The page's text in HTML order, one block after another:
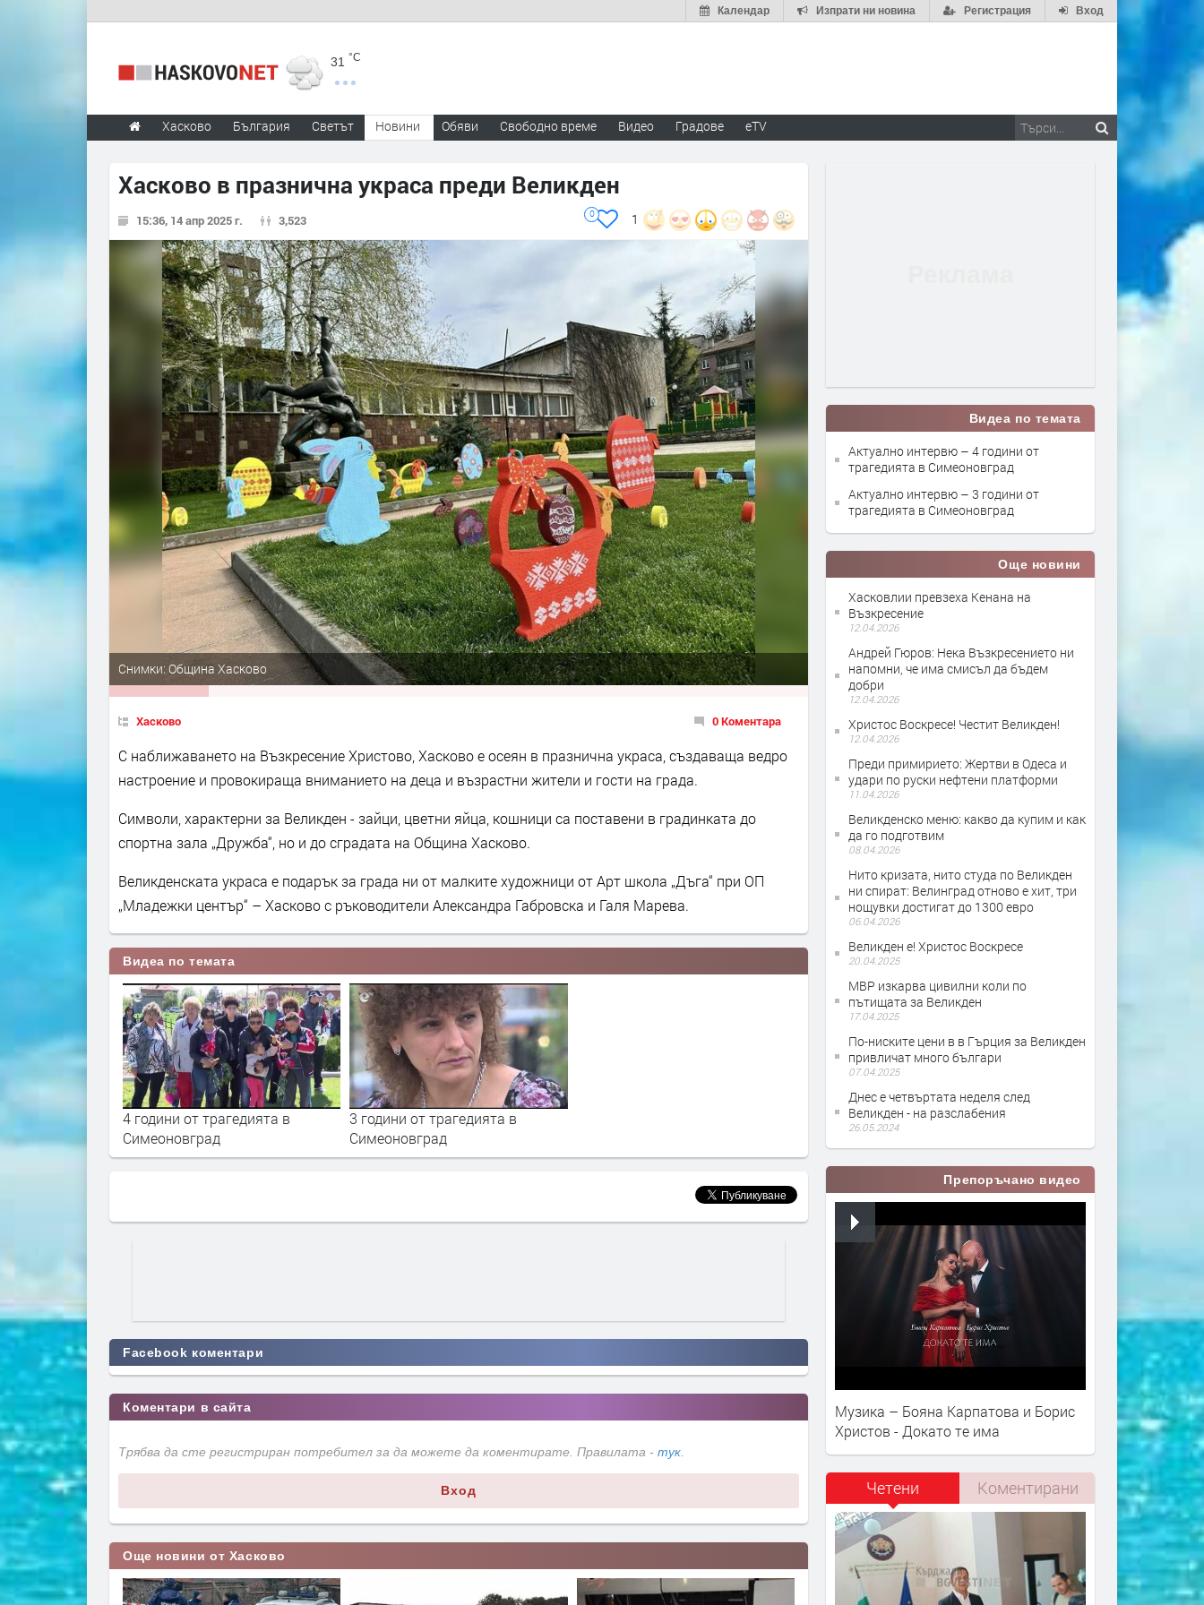
Вход
Регистрация
Изпрати ни новина
Календар
31 °C
Хасково България Светът Новини Обяви Свободно време Видео Градове eTV
Хасково в празнична украса преди Великден
15:36, 14 апр 2025 г. 3,523 1
0
Снимки: Община Хасково
Хасково 0 Коментара
С наближаването на Възкресение Христово, Хасково е осеян в празнична украса, създаваща ведро
настроение и провокираща вниманието на деца и възрастни жители и гости на града.
Символи, характерни за Великден - зайци, цветни яйца, кошници са поставени в градинката до
спортна зала „Дружба“, но и до сградата на Община Хасково.
Великденската украса е подарък за града ни от малките художници от Арт школа „Дъга“ при ОП
„Младежки център“ – Хасково с ръководители Александра Габровска и Галя Марева.
Видеа по темата
4 години от трагедията в
Симеоновград
3 години от трагедията в
Симеоновград
Facebook коментари
Коментари в сайта
Трябва да сте регистриран потребител за да можете да коментирате. Правилата - тук
Вход
Още новини от Хасково
Видеа по темата
Актуално интервю – 4 години от
трагедията в Симеоновград
Актуално интервю – 3 години от
трагедията в Симеоновград
Още новини
Хасковлии превзеха Кенана на
Възкресение
12.04.2026
Андрей Гюров: Нека Възкресението ни
напомни, че има смисъл да бъдем
добри
12.04.2026
Христос Воскресе! Честит Великден!
12.04.2026
Преди примирието: Жертви в Одеса и
удари по руски нефтени платформи
11.04.2026
Великденско меню: какво да купим и как
да го подготвим
08.04.2026
Нито кризата, нито студа по Великден
ни спират: Велинград отново е хит, три
нощувки достигат до 1300 евро
06.04.2026
Великден е! Христос Воскресе
20.04.2025
МВР изкарва цивилни коли по
пътищата за Великден
17.04.2025
По-ниските цени в в Гърция за Великден
привличат много българи
07.04.2025
Днес е четвъртата неделя след
Великден - на разслабения
26.05.2024
Препоръчано видео
Музика – Бояна Карпатова и Борис
Христов - Докато те има
Четени Коментирани